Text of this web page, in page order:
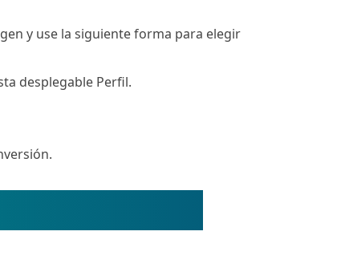
y use la siguiente forma para elegir
desplegable Perfil.